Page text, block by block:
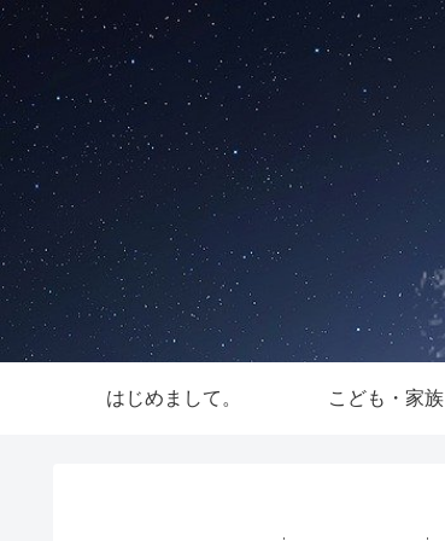
はじめまして。 こども・家族